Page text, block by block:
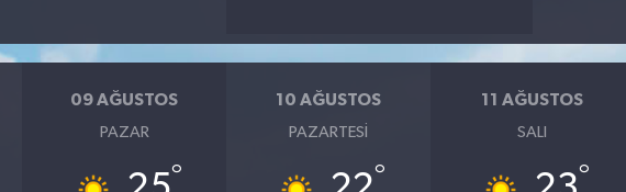
09 AĞUSTOS
PAZAR
°
10 AĞUSTOS
PAZARTESI
°
11 AĞUSTOS
SALI
°